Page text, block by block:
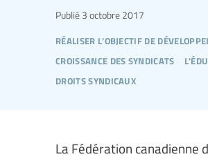
réaliser l’objectif de
croissance des syndicats
droits syndicaux
Publié 3 octobre 2017
La Fédération canadienne